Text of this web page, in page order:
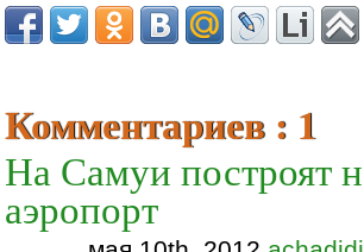
Комментариев : 1
На Самуи построят
аэропорт